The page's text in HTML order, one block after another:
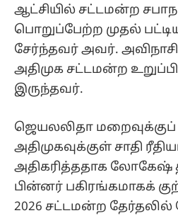
ஆட்சியில் சட்டமன்ற
பொறுப்பேற்ற முதல்
சேர்ந்தவர் அவர். அவிநாசி
அதிமுக சட்டமன்ற
இருந்தவர்.
ஜெயலலிதா மறைவுக்குப்
அதிமுகவுக்குள் சாதி
அதிகரித்ததாக
பின்னர் பகிரங்கமாகக்
2026 சட்டமன்ற தேர்தலில்